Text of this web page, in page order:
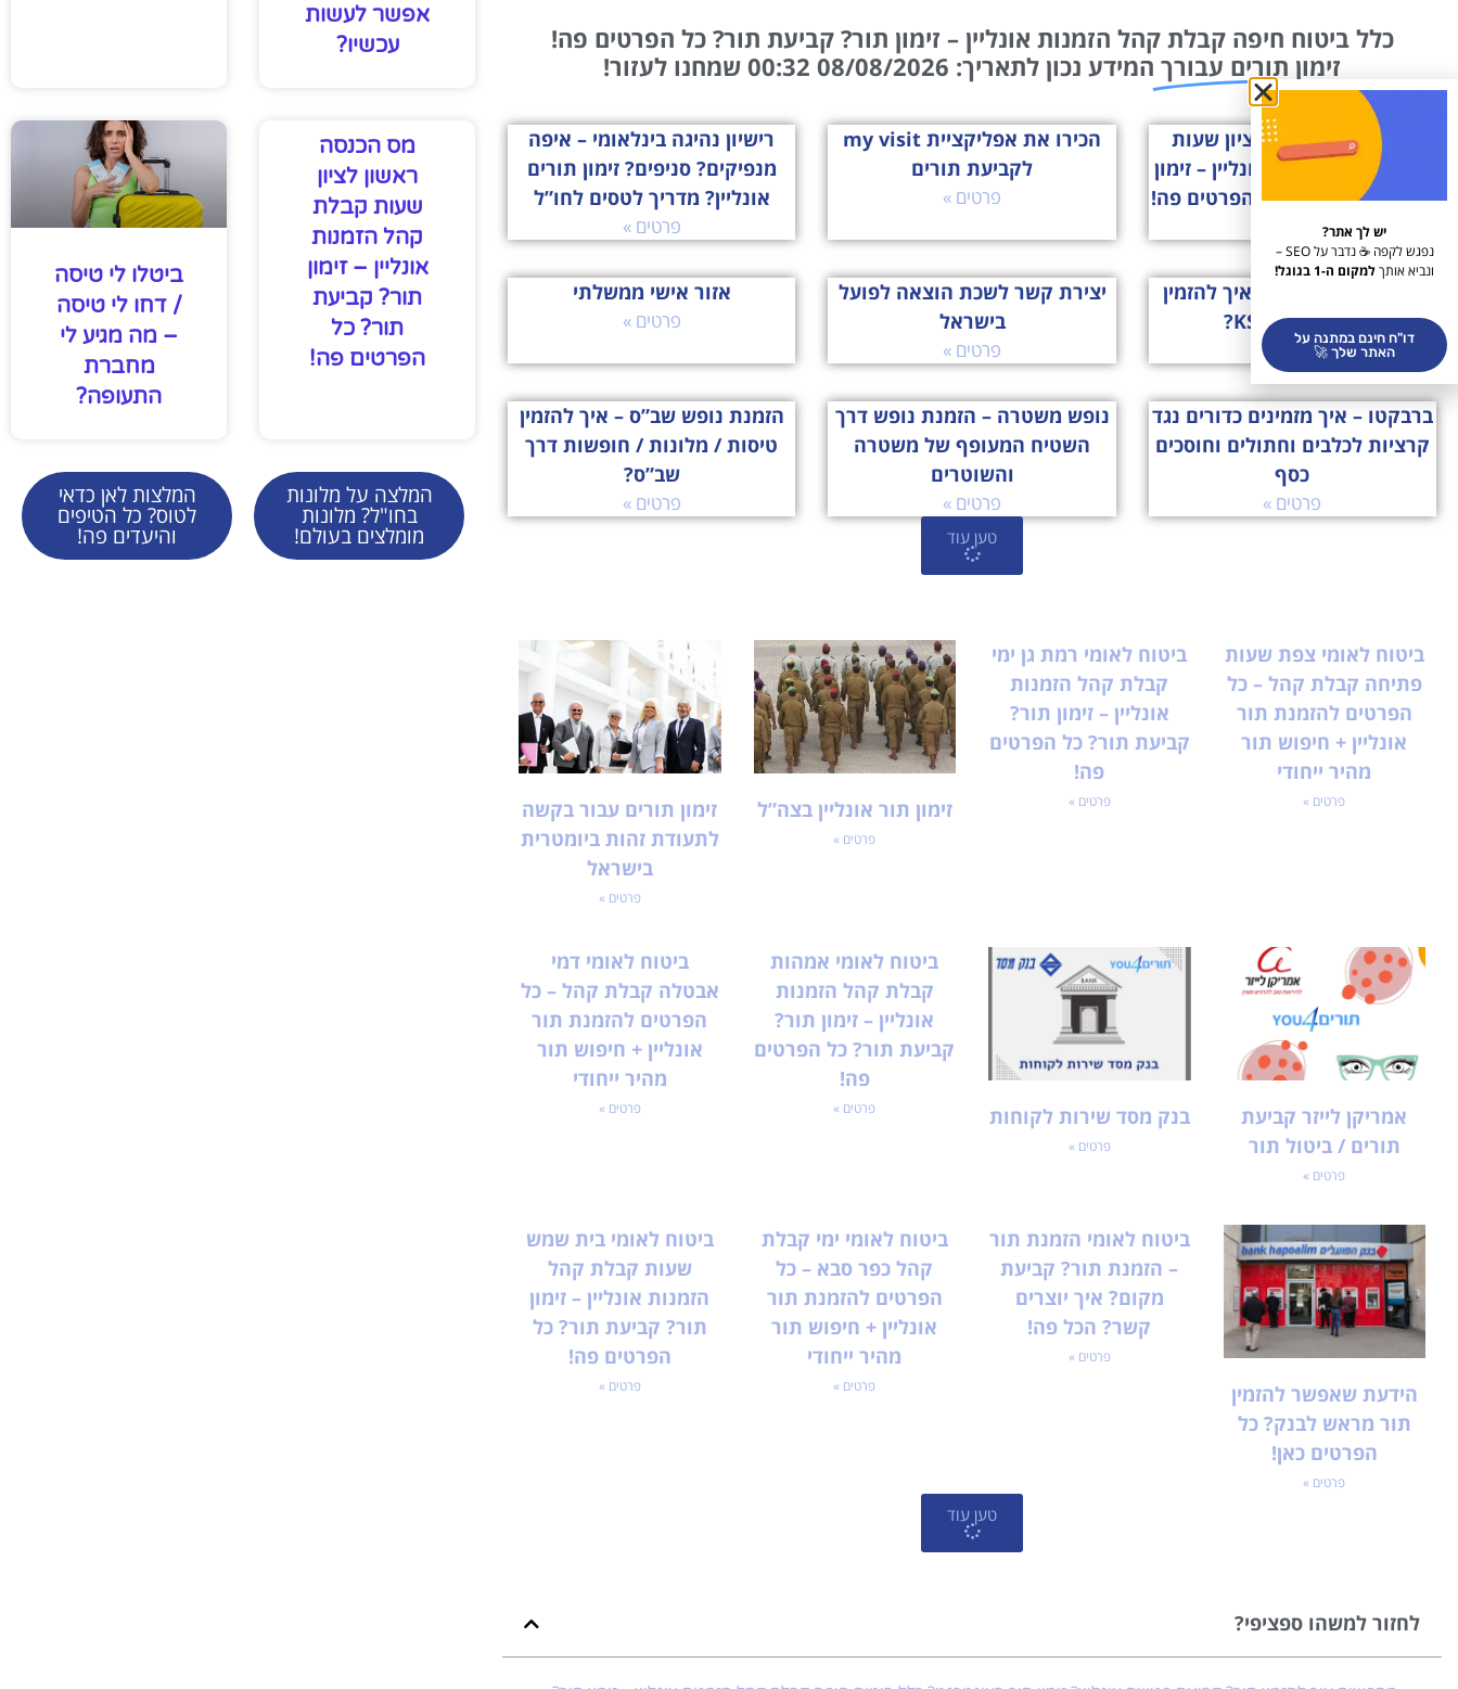
כלל ביטוח חיפה קבלת קהל הזמנות אונליין – זימון תור? קביעת תור? כל הפרטים פה!
זימון תורים עבורך המידע נכון לתאריך: 08/08/2026 00:32 שמחנו לעזור!
מס הכנסה ראשון לציון שעות
קבלת קהל הזמנות אונליין – זימון
תור? קביעת תור? כל הפרטים פה!
הכירו את אפליקציית my visit
לקביעת תורים
פרטים »
רישיון נהיגה בינלאומי – איפה
מנפיקים? סניפים? זימון תורים
אונליין? מדריך לטסים לחו”ל
פרטים »
ksp הזמנת תורים – איך להזמין
תור לסניף KSP?
פרטים »
יצירת קשר לשכת הוצאה לפועל
בישראל
פרטים »
אזור אישי ממשלתי
פרטים »
ברבקטו – איך מזמינים כדורים נגד
קרציות לכלבים וחתולים וחוסכים
כסף
פרטים »
נופש משטרה – הזמנת נופש דרך
השטיח המעופף של משטרה
והשוטרים
פרטים »
הזמנת נופש שב”ס – איך להזמין
טיסות / מלונות / חופשות דרך
שב”ס?
פרטים »
טען עוד
ביטוח לאומי צפת שעות
פתיחה קבלת קהל – כל
הפרטים להזמנת תור
אונליין + חיפוש תור
מהיר ייחודי
פרטים »
ביטוח לאומי רמת גן ימי
קבלת קהל הזמנות
אונליין – זימון תור?
קביעת תור? כל הפרטים
פה!
פרטים » זימון תור אונליין בצה”ל
פרטים »
זימון תורים עבור בקשה
לתעודת זהות ביומטרית
בישראל
פרטים »
אמריקן לייזר קביעת
תורים / ביטול תור
פרטים »
בנק מסד שירות לקוחות
פרטים »
ביטוח לאומי אמהות
קבלת קהל הזמנות
אונליין – זימון תור?
קביעת תור? כל הפרטים
פה!
פרטים »
ביטוח לאומי דמי
אבטלה קבלת קהל – כל
הפרטים להזמנת תור
אונליין + חיפוש תור
מהיר ייחודי
פרטים »
הידעת שאפשר להזמין
תור מראש לבנק? כל
הפרטים כאן!
פרטים »
ביטוח לאומי הזמנת תור
– הזמנת תור? קביעת
מקום? איך יוצרים
קשר? הכל פה!
פרטים »
ביטוח לאומי ימי קבלת
קהל כפר סבא – כל
הפרטים להזמנת תור
אונליין + חיפוש תור
מהיר ייחודי
פרטים »
ביטוח לאומי בית שמש
שעות קבלת קהל
הזמנות אונליין – זימון
תור? קביעת תור? כל
הפרטים פה!
פרטים »
טען עוד
לחזור למשהו ספציפי?
אפשר לעשות
עכשיו?
מס הכנסה
ראשון לציון
שעות קבלת
קהל הזמנות
אונליין – זימון
תור? קביעת
תור? כל
הפרטים פה!
ביטלו לי טיסה
/ דחו לי טיסה
– מה מגיע לי
מחברת
התעופה?
המלצה על מלונות
בחו"ל? מלונות
מומלצים בעולם!
המלצות לאן כדאי
לטוס? כל הטיפים
והיעדים פה!
יש לך אתר?
נפגש לקפה ☕ נדבר על SEO –
ונביא אותךלמקום ה-1 בגוגל!
דו"ח חינם במתנה על
האתר שלך 🚀